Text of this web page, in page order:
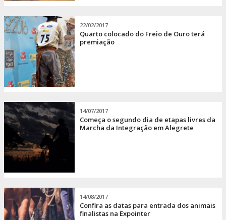
22/02/2017
Quarto colocado do Freio de Ouro terá
premiação
14/07/2017
Começa o segundo dia de etapas livres da
Marcha da Integração em Alegrete
14/08/2017
Confira as datas para entrada dos animais
finalistas na Expointer